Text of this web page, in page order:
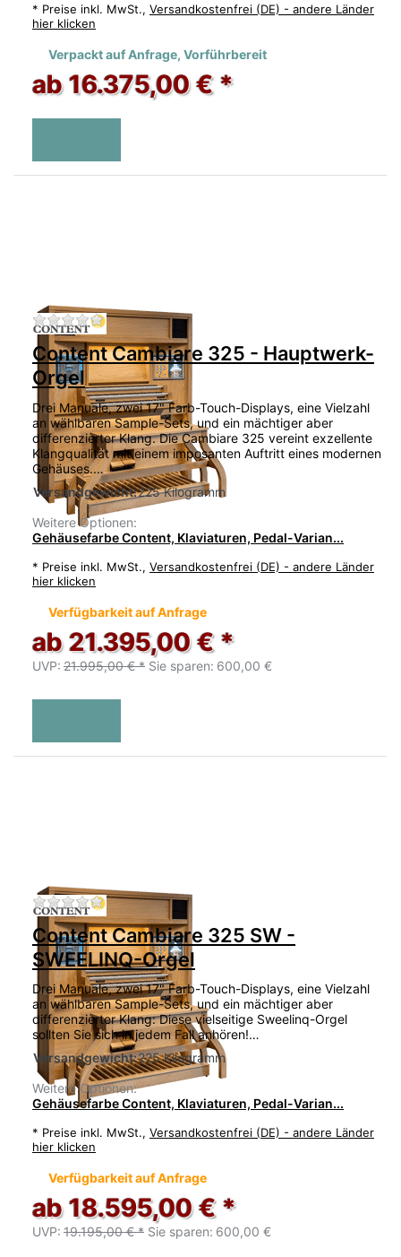
* Preise inkl. MwSt., Versandkostenfrei (DE) - andere Länder
hier klicken
Verpackt auf Anfrage, Vorführbereit
ab 16.375,00 € *
Zu diesem Produkt liegen noch keine
Content Cambiare 325 - Hauptwerk-
Orgel
Drei Manuale, zwei 17" Farb-Touch-Displays, eine Vielzahl
an wählbaren Sample-Sets, und ein mächtiger aber
differenzierter Klang. Die Cambiare 325 vereint exzellente
Klangqualität mit einem imposanten Auftritt eines modernen
Gehäuses.…
Versandgewicht:225 Kilogramm
Weitere Optionen:
Gehäusefarbe Content, Klaviaturen, Pedal-Varian...
* Preise inkl. MwSt., Versandkostenfrei (DE) - andere Länder
hier klicken
Verfügbarkeit auf Anfrage
ab 21.395,00 € *
UVP: 21.995,00 € * Sie sparen: 600,00 €
Zu diesem Produkt liegen noch keine
Content Cambiare 325 SW -
SWEELINQ-Orgel
Drei Manuale, zwei 17" Farb-Touch-Displays, eine Vielzahl
an wählbaren Sample-Sets, und ein mächtiger aber
differenzierter Klang: Diese vielseitige Sweelinq-Orgel
sollten Sie sich in jedem Fall anhören!…
Versandgewicht:225 Kilogramm
Weitere Optionen:
Gehäusefarbe Content, Klaviaturen, Pedal-Varian...
* Preise inkl. MwSt., Versandkostenfrei (DE) - andere Länder
hier klicken
Verfügbarkeit auf Anfrage
ab 18.595,00 € *
UVP: 19.195,00 € * Sie sparen: 600,00 €